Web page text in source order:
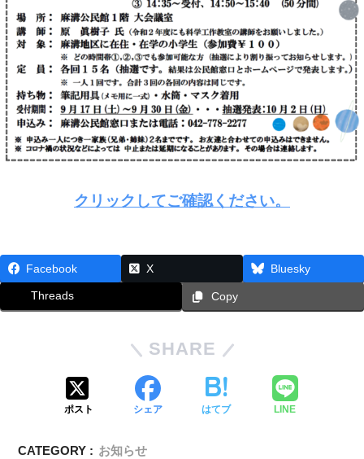
クリックしてご確認ください。
Facebook X Bluesky
Threads Copy
SHARE
ポスト シェア はてブ LINE
CATEGORY : お知らせ